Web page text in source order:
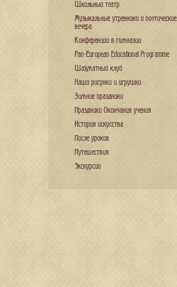
Школьный театр
Музыкальные утренники и поэтические
вечера
Конференции в гимназии
Pan-European Educational Programme
Шахматный клуб
Наши рисунки и игрушки
Зимние праздники
Праздники Окончания учения
История искусства
После уроков
Путешествия
Экскурсии